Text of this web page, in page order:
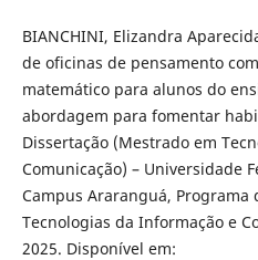
BIANCHINI, Elizandra
de oficinas de pensamento
matemático para alunos do
abordagem para fomentar
Dissertação (Mestrado em
Comunicação) – Universidade
Campus Araranguá, Programa
Tecnologias da Informação e
2025. Disponível em: